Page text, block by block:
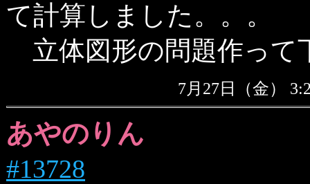
て計算しました。。。
立体図形の問題作っ
7月27日（金
あやのりん
#13728